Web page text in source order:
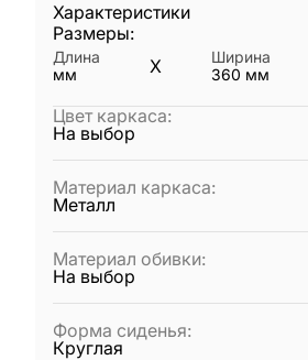
Характеристики
Размеры:
Длина
мм
X
Ширина
360 мм
Цвет каркаса:
На выбор
Материал каркаса:
Металл
Материал обивки:
На выбор
Форма сиденья:
Круглая